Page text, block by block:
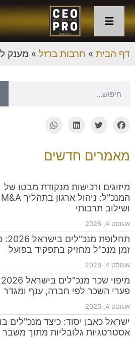
דף הבית » חרבות ברזל » מענק
מאמרים חדשים
מיזוגים ורכישות מנקודת מבטו של
המנכ"ל: ניהול ארגון בתהליך M&A
ושילוב תרבותי
אוגוסט 4, 2026
תחלופת
זמן מנכ"ל מחזיק בתפקיד בפועל
אוגוסט 4, 2026
מיפוי שכר
פערי השכר לפי חברה, ענף ומגדר
אוגוסט 4, 2026
ישראל כאבן יסוד: כיצד מנכ"לים
אסטרטגיות גלובליות מתוך משבר